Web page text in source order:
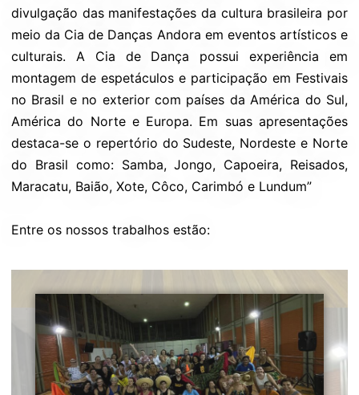
divulgação das manifestações da cultura brasileira por
meio da Cia de Danças Andora em eventos artísticos e
culturais. A Cia de Dança possui experiência em
montagem de espetáculos e participação em Festivais
no Brasil e no exterior com países da América do Sul,
América do Norte e Europa. Em suas apresentações
destaca-se o repertório do Sudeste, Nordeste e Norte
do Brasil como: Samba, Jongo, Capoeira, Reisados,
Maracatu, Baião, Xote, Côco, Carimbó e Lundum”
Entre os nossos trabalhos estão: